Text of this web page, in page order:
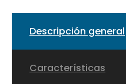
Descripción general
Características